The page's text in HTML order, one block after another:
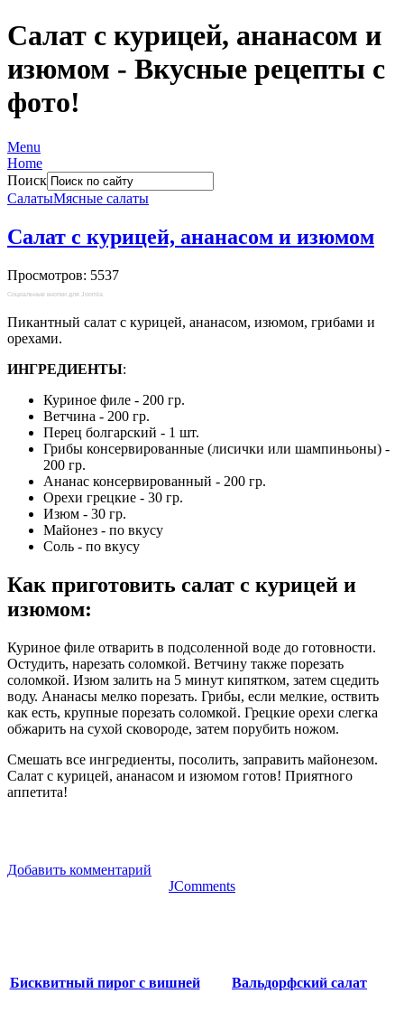
Салат с курицей, ананасом и
изюмом - Вкусные рецепты с
фото!
Menu
Home
Поиск
СалатыМясные салаты
Салат с курицей, ананасом и изюмом
Просмотров: 5537
Социальные кнопки для Joomla
Пикантный салат с курицей, ананасом, изюмом, грибами и
орехами.
ИНГРЕДИЕНТЫ:
Куриное филе - 200 гр.
Ветчина - 200 гр.
Перец болгарский - 1 шт.
Грибы консервированные (лисички или шампиньоны) -
200 гр.
Ананас консервированный - 200 гр.
Орехи грецкие - 30 гр.
Изюм - 30 гр.
Майонез - по вкусу
Соль - по вкусу
Как приготовить салат с курицей и
изюмом:
Куриное филе отварить в подсоленной воде до готовности.
Остудить, нарезать соломкой. Ветчину также порезать
соломкой. Изюм залить на 5 минут кипятком, затем сцедить
воду. Ананасы мелко порезать. Грибы, если мелкие, оствить
как есть, крупные порезать соломкой. Грецкие орехи слегка
обжарить на сухой сковороде, затем порубить ножом.
Смешать все ингредиенты, посолить, заправить майонезом.
Салат с курицей, ананасом и изюмом готов! Приятного
аппетита!
Добавить комментарий
JComments
Бисквитный пирог с вишней Вальдорфский салат